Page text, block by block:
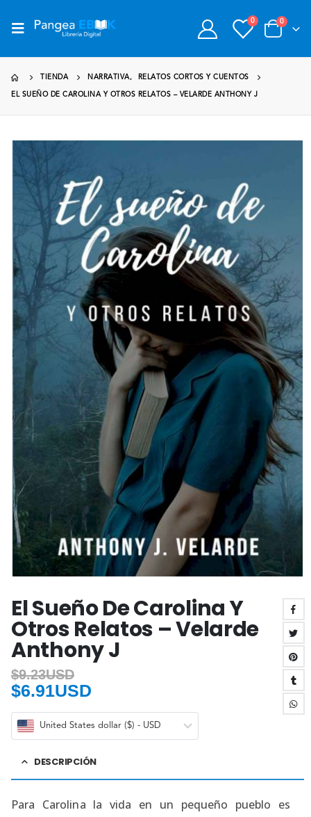
0 0
TIENDA NARRATIVA, RELATOS CORTOS Y CUENTOS
EL SUEÑO DE CAROLINA Y OTROS RELATOS – VELARDE ANTHONY J
El Sueño De Carolina Y
Otros Relatos – Velarde
Anthony J
$9.23USD
$6.91USD
United States dollar ($) - USD
DESCRIPCIÓN
Para Carolina la vida en un pequeño pueblo es